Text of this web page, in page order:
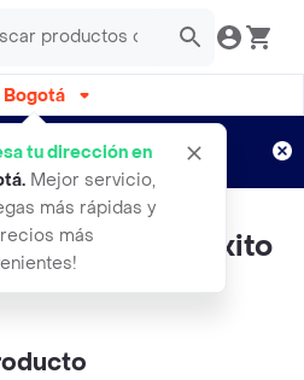
Bogotá
tu dirección en
. Mejor servicio,
más rápidas y
más
por semanas
Aplican TyC
Sabor Exito